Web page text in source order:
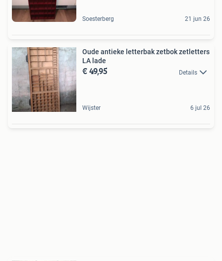
Soesterberg 21 jun 26
Oude antieke letterbak zetbok zetletters
LA lade
€ 49,95 Details
Wijster 6 jul 26